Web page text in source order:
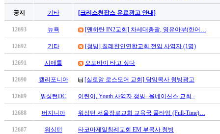
넷
minky
합
체
안
브
공지 기타 [크리스천잡스 유료광고 안내]
12693 뉴욕 [맨하탄 IN2교회] 차세대총괄, 영유아부(한어…
12692 기타 [청빙] 칠레한인연합교회 전임 사역자 (1명)
12691 시애틀 오토바이 타고 싶다
12690 캘리포니아 [실로암 로스모어 교회] 담임목사 청빙광고
12689 워싱턴DC 어린이, Youth 사역자 청빙- 올네이션스 교회 -
12688 버지니아 워싱턴 서울장로교회 교육국 풀타임 (Full-Time)…
12687 워싱턴 타코마제일침례교회 EM 부목사 청빙